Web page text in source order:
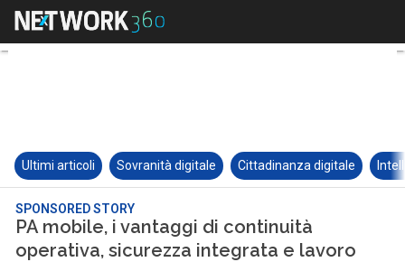
Ultimi articoli Sovranità digitale Cittadinanza digitale
SPONSORED STORY
PA mobile, i vantaggi di continuità
operativa, sicurezza integrata e lavoro